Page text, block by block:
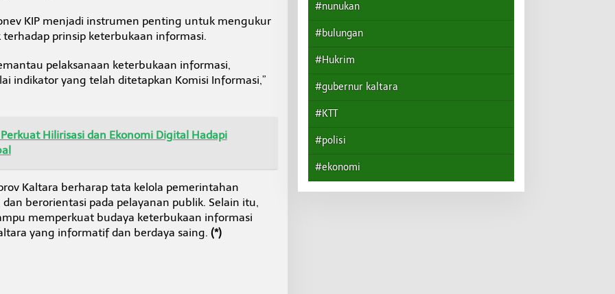
KIP menjadi instrumen penting untuk mengukur
prinsip keterbukaan informasi.
pelaksanaan keterbukaan informasi,
indikator yang telah ditetapkan Komisi Informasi,”
Hilirisasi dan Ekonomi Digital Hadapi
Kaltara berharap tata kelola pemerintahan
berorientasi pada pelayanan publik. Selain itu,
memperkuat budaya keterbukaan informasi
yang informatif dan berdaya saing. (*)
#nunukan
#bulungan
#Hukrim
#gubernur kaltara
#KTT
#polisi
#ekonomi